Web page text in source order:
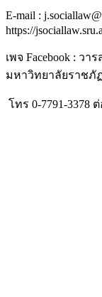
E-mail :
https://
เพจ Facebook : ว
มหาวิทยาลัยราช
โทร 0-7791-3378